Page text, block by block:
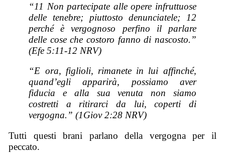
“11 Non partecipate alle opere infruttuose
delle tenebre; piuttosto denunciatele; 12
perché è vergognoso perfino il parlare
delle cose che costoro fanno di nascosto.”
(Efe 5:11-12 NRV)
“E ora, figlioli, rimanete in lui affinché,
quand’egli apparirà, possiamo aver
fiducia e alla sua venuta non siamo
costretti a ritirarci da lui, coperti di
vergogna.” (1Giov 2:28 NRV)
Tutti questi brani parlano della vergogna per il
peccato.